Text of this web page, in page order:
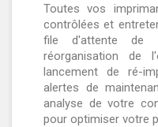
Toutes vos
contrôlées et
file d'attente de
réorganisation de
lancement de ré-
alertes de
analyse de votre
pour optimiser votre